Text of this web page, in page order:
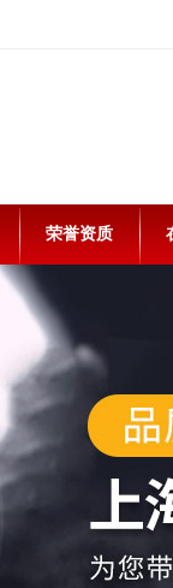
荣誉资质